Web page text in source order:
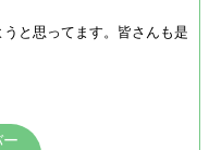
と思ってます。皆さんも是